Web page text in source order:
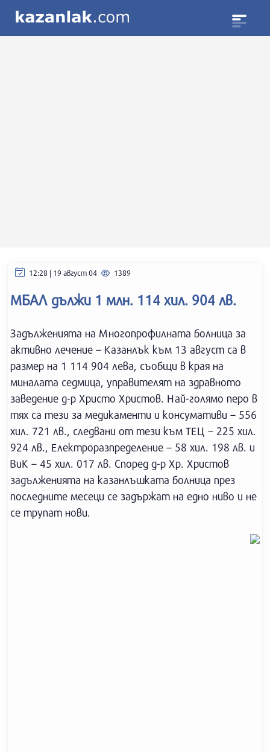
12:28 | 19 август 04 1389
МБАЛ дължи 1 млн. 114 хил. 904 лв.
Задълженията на Многопрофилната болница за
активно лечение – Казанлък към 13 август са в
размер на 1 114 904 лева, съобщи в края на
миналата седмица, управителят на здравното
заведение д-р Христо Христов. Най-голямо перо в
тях са тези за медикаменти и консумативи – 556
хил. 721 лв., следвани от тези към ТЕЦ – 225 хил.
924 лв., Електроразпределение – 58 хил. 198 лв. и
ВиК – 45 хил. 017 лв. Според д-р Хр. Христов
задълженията на казанлъшката болница през
последните месеци се задържат на едно ниво и не
се трупат нови.